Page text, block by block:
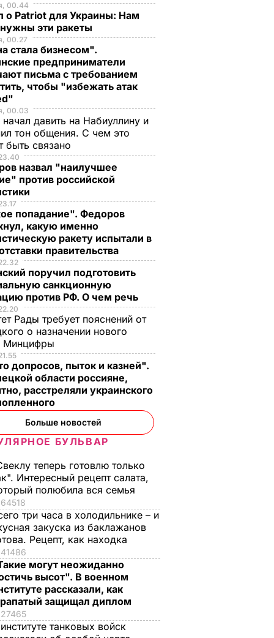
00.44
о Patriot для Украины: Нам
эти ракеты
00.27
стала бизнесом".
предприниматели
письма с требованием
чтобы "избежать атак
00.03
начал давить на Набиуллину и
тон общения. С чем это
быть связано
назвал "наилучшее
против российской
попадание". Федоров
какую именно
ракету испытали в
правительства
поручил подготовить
санкционную
против РФ. О чем речь
Рады требует пояснений от
о назначении нового
Минцифры
допросов, пыток и казней".
области россияне,
расстреляли украинского
Больше новостей
БУЛЬВАР
теперь готовлю только
Интересный рецепт салата,
полюбила вся семья
64518
три часа в холодильнике – и
закуска из баклажанов
Рецепт, как находка
41486
могут неожиданно
высот". В военном
рассказали, как
защищал диплом
27465
танковых войск